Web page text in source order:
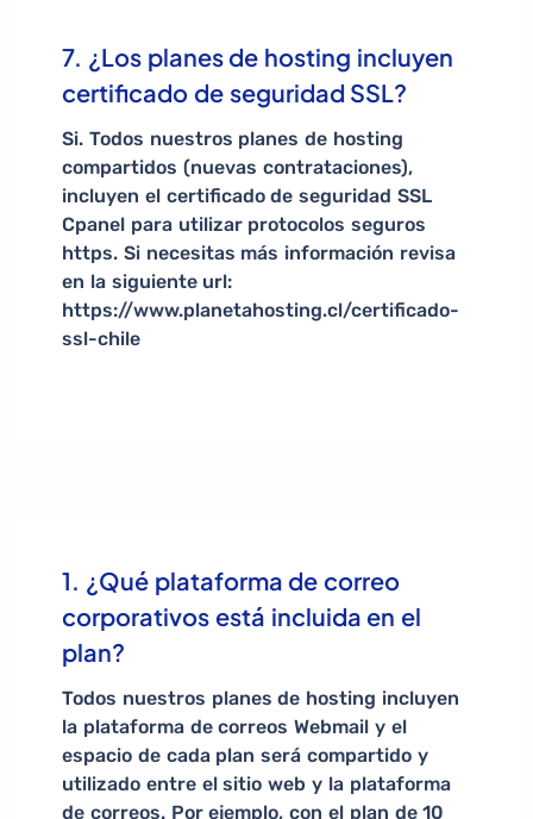
7. ¿Los planes de hosting incluyen
certificado de seguridad SSL?
Si. Todos nuestros planes de hosting
compartidos (nuevas contrataciones),
incluyen el certificado de seguridad SSL
Cpanel para utilizar protocolos seguros
https. Si necesitas más información revisa
en la siguiente url:
https://www.planetahosting.cl/certificado-
ssl-chile
1. ¿Qué plataforma de correo
corporativos está incluida en el
plan?
Todos nuestros planes de hosting incluyen
la plataforma de correos Webmail y el
espacio de cada plan será compartido y
utilizado entre el sitio web y la plataforma
de correos. Por ejemplo, con el plan de 10